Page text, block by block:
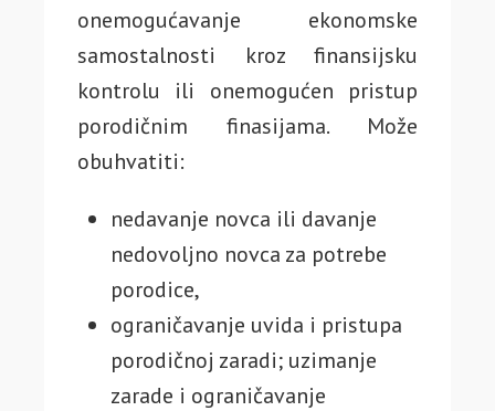
onemogućavanje ekonomske
samostalnosti kroz finansijsku
kontrolu ili onemogućen pristup
porodičnim finasijama. Može
obuhvatiti:
nedavanje novca ili davanje
nedovoljno novca za potrebe
porodice,
ograničavanje uvida i pristupa
porodičnoj zaradi; uzimanje
zarade i ograničavanje